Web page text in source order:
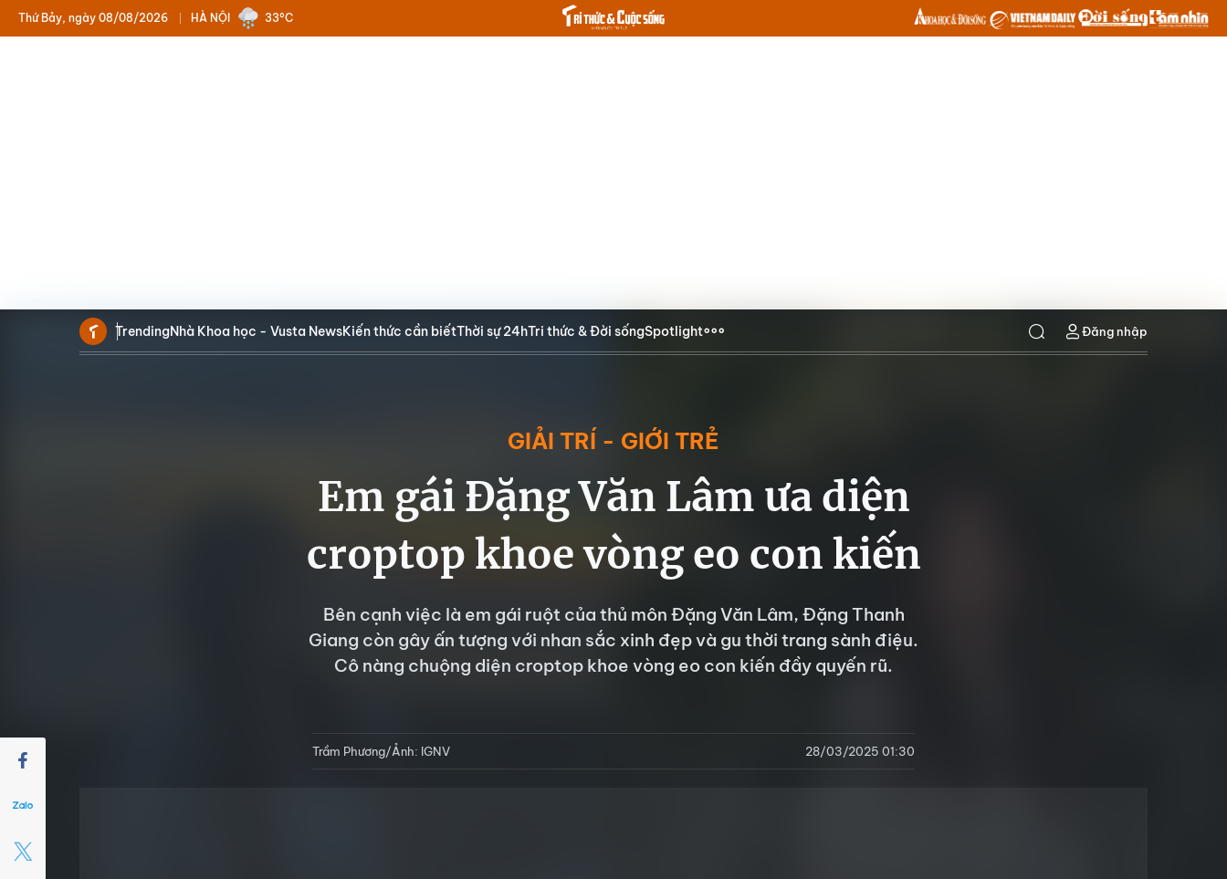
HÀ NỘI
Thứ Bảy, ngày 08/08/2026 33°C
TrendingNhà Khoa học - Vusta NewsKiến thức cần biếtThời sự 24hTri thức & Đời sốngSpotlight Đăng nhập
GIẢI TRÍ - GIỚI TRẺ
Em gái Đặng Văn Lâm ưa diện
croptop khoe vòng eo con kiến
Bên cạnh việc là em gái ruột của thủ môn Đặng Văn Lâm, Đặng Thanh
Giang còn gây ấn tượng với nhan sắc xinh đẹp và gu thời trang sành điệu.
Cô nàng chuộng diện croptop khoe vòng eo con kiến đầy quyến rũ.
Trầm Phương/Ảnh: IGNV 28/03/2025 01:30